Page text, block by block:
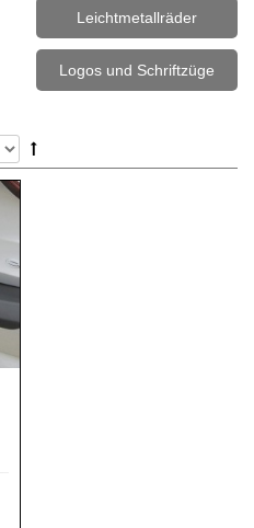
Leichtmetallräder
Logos und Schriftzüge